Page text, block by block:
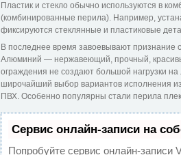
Пластик и стекло обычно используются в
(комбинированные перила). Например,
фиксируются стеклянные и пластиковые
В последнее время завоевывают
Алюминий — нержавеющий, прочный,
ограждения не создают большой нагрузки
широчайший выбор вариантов исполнения
ПВХ. Особенно популярны стали перила
Сервис онлайн-записи на
Попробуйте сервис онлайн-записи